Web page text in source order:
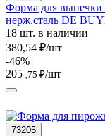
Форма для
нерж.сталь DE
18 шт. в наличии
380,54 ₽/шт
-46%
205 ,75 ₽/шт
73205